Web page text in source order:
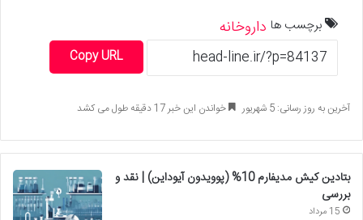
برچسب ها داروخانه
Copy URL
آخرین به روز رسانی: 5 شهریور خواندن این خبر 17 دقیقه طول می کشد
بتادین کیش مدیفارم 10% (پوویدون آیوداین) | نقد و
بررسی
15 مرداد